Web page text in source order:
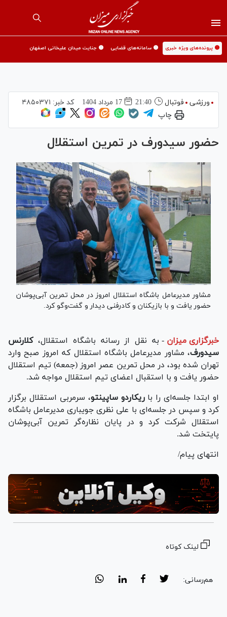
🟡 پرونده‌های ویژه خبری 🟡 سامانه‌های قضایی 🟡 جنایت میدان علیخانی اصفهان
ورزشی فوتبال 21:40 17 مرداد 1404 کد خبر: ۴۸۵۰۳۷۱
چاپ
حضور سیدورف در تمرین استقلال
مشاور مدیرعامل باشگاه استقلال امروز در محل تمرین آبی‌پوشان
حضور یافت و با بازیکنان و کادرفنی دیدار و گفت‌و‌گو کرد.
خبرگزاری میزان - به نقل از رسانه باشگاه استقلال،کلارنس
سیدورف، مشاور مدیرعامل باشگاه استقلال که امروز صبح وارد
تهران شده بود، در محل تمرین عصر امروز (جمعه) تیم استقلال
حضور یافت و با استقبال اعضای تیم استقلال مواجه شد.
او ابتدا جلسه‌ای را باریکاردو ساپینتو، سرمربی استقلال برگزار
کرد و سپس در جلسه‌ای با علی نظری جویباری مدیرعامل باشگاه
استقلال شرکت کرد و در پایان نظاره‌گر تمرین آبی‌پوشان
پایتخت شد.
انتهای پیام/
لینک کوتاه
هم‌رسانی: